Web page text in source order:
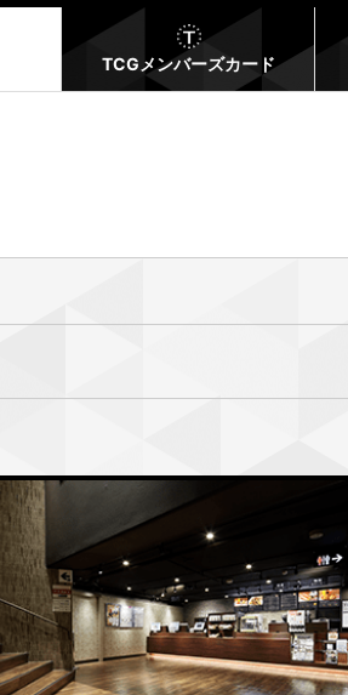
TCGメンバーズカード